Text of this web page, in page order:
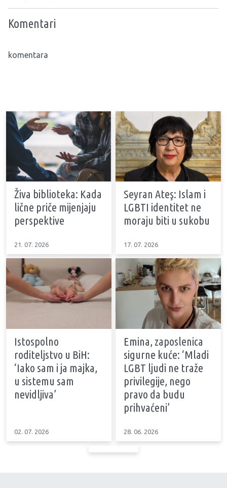
Komentari
komentara
Živa biblioteka: Kada
lične priče mijenjaju
perspektive
21. 07. 2026
Seyran Ateş: Islam i
LGBTI identitet ne
moraju biti u sukobu
17. 07. 2026
Istospolno
roditeljstvo u BiH:
‘Iako sam i ja majka,
u sistemu sam
nevidljiva’
02. 07. 2026
Emina, zaposlenica
sigurne kuće: ‘Mladi
LGBT ljudi ne traže
privilegije, nego
pravo da budu
prihvaćeni’
28. 06. 2026